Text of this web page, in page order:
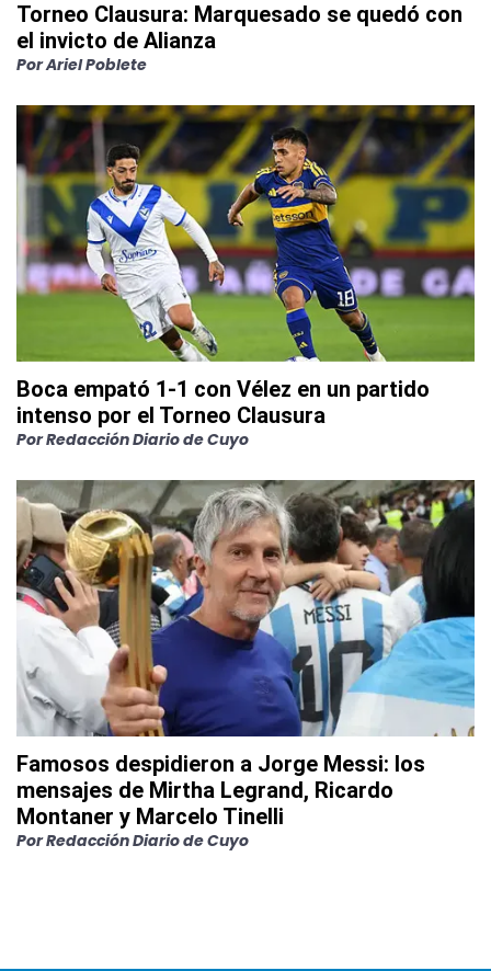
Torneo Clausura: Marquesado se quedó con
el invicto de Alianza
PorAriel Poblete
Boca empató 1-1 con Vélez en un partido
intenso por el Torneo Clausura
PorRedacción Diario de Cuyo
Famosos despidieron a Jorge Messi: los
mensajes de Mirtha Legrand, Ricardo
Montaner y Marcelo Tinelli
PorRedacción Diario de Cuyo